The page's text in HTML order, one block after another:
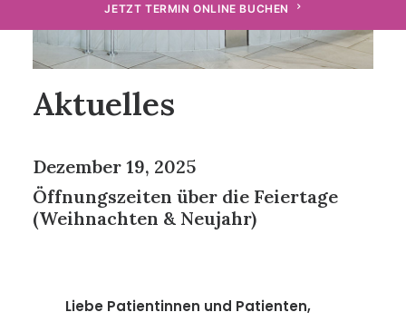
JETZT TERMIN ONLINE BUCHEN
Aktuelles
Dezember 19, 2025
Öffnungszeiten über die Feiertage
(Weihnachten & Neujahr)
Liebe Patientinnen und Patienten,